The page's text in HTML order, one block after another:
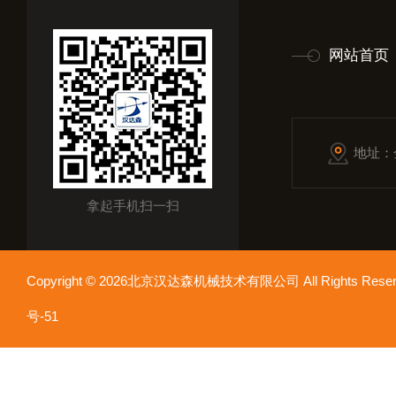
拿起手机扫一扫
网站首页
地址
Copyright © 2026北京汉达森机械技术有限公司 All Rights
号-51